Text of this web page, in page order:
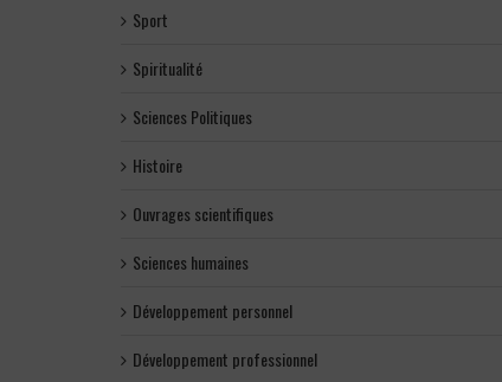
Sport
Spiritualité
Sciences Politiques
Histoire
Ouvrages scientifiques
Sciences humaines
Développement personnel
Développement professionnel